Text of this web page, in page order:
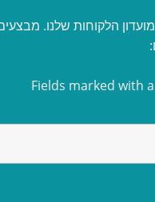
הלקוחות שלנו.
Fields marked with